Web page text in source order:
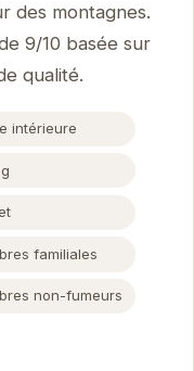
des montagnes.
9/10 basée sur
qualité.
intérieure
familiales
non-fumeurs